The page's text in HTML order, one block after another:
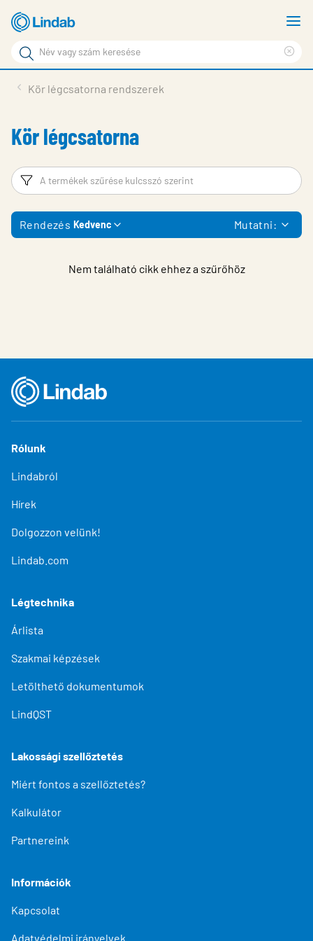
tartalomhoz
Keresési
kifejezés
Oldalak
keresése
Támogatás
Lindabról
Fenntarthatóság
Kapcsolat
Kör légcsatorna rendszerek
Kör légcsatorna
Szűrő
Rendezés Kedvenc Mutatni:
Nem található cikk ehhez a szűrőhöz
Rólunk
Lindabról
Hírek
Dolgozzon velünk!
Lindab.com
Légtechnika
Árlista
Szakmai képzések
Letölthető dokumentumok
LindQST
Lakossági szellőztetés
Miért fontos a szellőztetés?
Kalkulátor
Partnereink
Információk
Kapcsolat
Adatvédelmi irányelvek